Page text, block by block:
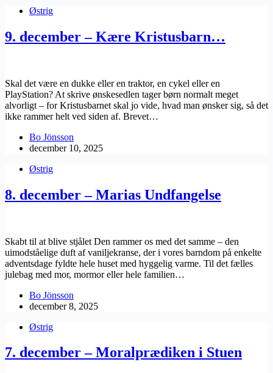
Østrig
9. december – Kære Kristusbarn…
Skal det være en dukke eller en traktor, en cykel eller en
PlayStation? At skrive ønskesedlen tager børn normalt meget
alvorligt – for Kristusbarnet skal jo vide, hvad man ønsker sig, så det
ikke rammer helt ved siden af. Brevet…
Bo Jönsson
december 10, 2025
Østrig
8. december – Marias Undfangelse
Skabt til at blive stjålet Den rammer os med det samme – den
uimodståelige duft af vaniljekranse, der i vores barndom på enkelte
adventsdage fyldte hele huset med hyggelig varme. Til det fælles
julebag med mor, mormor eller hele familien…
Bo Jönsson
december 8, 2025
Østrig
7. december – Moralprædiken i Stuen